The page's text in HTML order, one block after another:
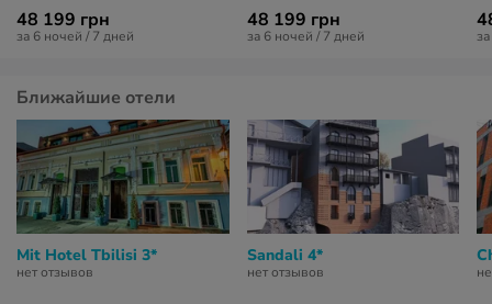
48 199 грн
за 6 ночей / 7 дней
48 199 грн
за 6 ночей / 7 дней
Ближайшие отели
Mit Hotel Tbilisi 3*
нет отзывов
Sandali 4*
нет отзывов